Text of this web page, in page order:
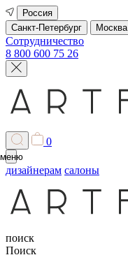
Россия
Санкт-Петербург
Москва
Сотрудничество
8 800 600 75 26
0
меню
дизайнерам салоны
поиск
Поиск